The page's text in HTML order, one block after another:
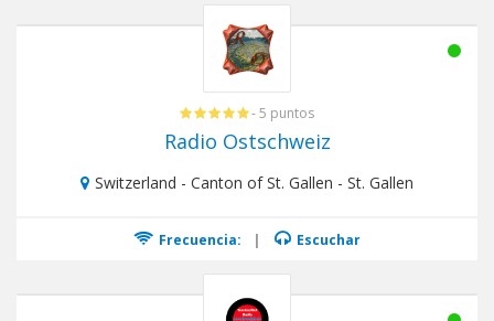
- 5 puntos
Radio Ostschweiz
Switzerland - Canton of St. Gallen - St. Gallen
Frecuencia: | Escuchar